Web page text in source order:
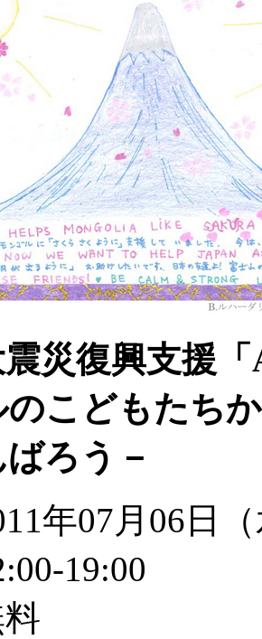
災復興支援
のこどもたち
ろう－
年07月06日
19:00